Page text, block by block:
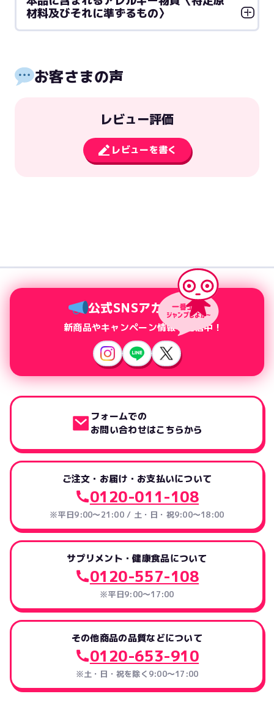
材料及びそれに準ずるもの〉
お客さまの声
レビュー評価
レビューを書く
公式SNSアカウント
新商品やキャンペーン情報を配信中！
フォームでの
お問い合わせはこちらから
ご注文・お届け・お支払いについて
0120-011-108
※平日9:00～21:00 / 土・日・祝9:00～18:00
サプリメント・健康食品について
0120-557-108
※平日9:00～17:00
その他商品の品質などについて
0120-653-910
※土・日・祝を除く9:00〜17:00